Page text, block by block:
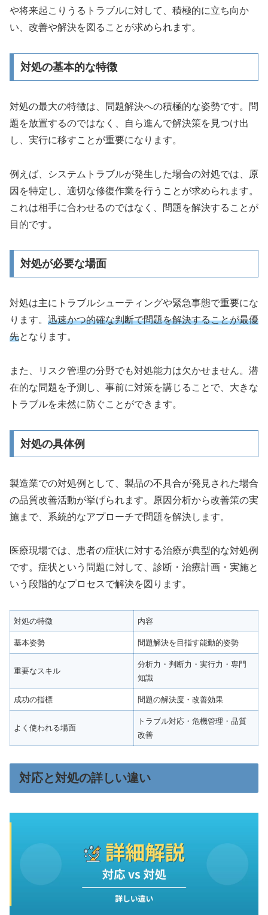
や将来起こりうるトラブルに対して、積極的に立ち向か
い、改善や解決を図ることが求められます。
対処の基本的な特徴
対処の最大の特徴は、問題解決への積極的な姿勢です。問
題を放置するのではなく、自ら進んで解決策を見つけ出
し、実行に移すことが重要になります。
例えば、システムトラブルが発生した場合の対処では、原
因を特定し、適切な修復作業を行うことが求められます。
これは相手に合わせるのではなく、問題を解決することが
目的です。
対処が必要な場面
対処は主にトラブルシューティングや緊急事態で重要にな
ります。 迅速かつ的確な判断で問題を解決することが最優
先となります。
また、リスク管理の分野でも対処能力は欠かせません。潜
在的な問題を予測し、事前に対策を講じることで、大きな
トラブルを未然に防ぐことができます。
対処の具体例
製造業での対処例として、製品の不具合が発見された場合
の品質改善活動が挙げられます。原因分析から改善策の実
施まで、系統的なアプローチで問題を解決します。
医療現場では、患者の症状に対する治療が典型的な対処例
です。症状という問題に対して、診断・治療計画・実施と
いう段階的なプロセスで解決を図ります。
対処の特徴 内容
基本姿勢 問題解決を目指す能動的姿勢
重要なスキル
分析力・判断力・実行力・専門
知識
成功の指標 問題の解決度・改善効果
よく使われる場面
トラブル対応・危機管理・品質
改善
対応と対処の詳しい違い